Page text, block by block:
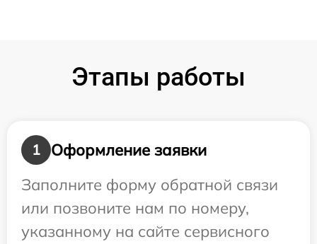
Этапы работы
1
Оформление заявки
Заполните форму обратной связи
или позвоните нам по номеру,
указанному на сайте сервисного